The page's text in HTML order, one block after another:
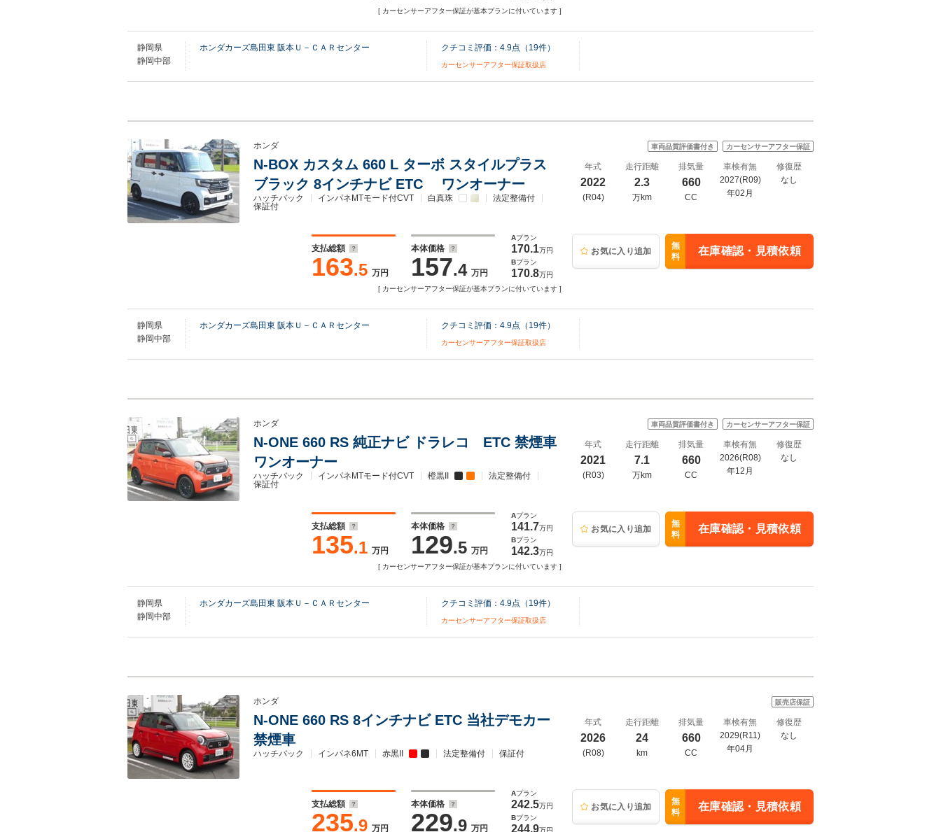
[ カーセンサーアフター保証が基本プランに付いています ]
静岡県
静岡中部
ホンダカーズ島田東 阪本Ｕ－ＣＡＲセンター クチコミ評価： 4.9点（ 19件）
カーセンサーアフター保証取扱店
ホンダ
N-BOX カスタム 660 L ターボ スタイルプラス
ブラック 8インチナビ ETC ワンオーナー
ハッチバック インパネMTモード付CVT 白真珠
法定整備付
保証付
支払総額
163.5 万円
本体価格
157.4 万円
Aプラン
170.1万円
Bプラン
170.8万円
[ カーセンサーアフター保証が基本プランに付いています ]
車両品質評価書付き カーセンサーアフター保証
年式
2022
(R04)
走行距離
2.3
万km
排気量
660
CC
車検有無
2027(R09)
年02月
修復歴
なし
お気に入り追加
無
料
在庫確認・見積依頼
静岡県
静岡中部
ホンダカーズ島田東 阪本Ｕ－ＣＡＲセンター クチコミ評価： 4.9点（ 19件）
カーセンサーアフター保証取扱店
ホンダ
N-ONE 660 RS 純正ナビ ドラレコ ETC 禁煙車
ワンオーナー
ハッチバック インパネMTモード付CVT 橙黒II
法定整備付
保証付
支払総額
135.1 万円
本体価格
129.5 万円
Aプラン
141.7万円
Bプラン
142.3万円
[ カーセンサーアフター保証が基本プランに付いています ]
車両品質評価書付き カーセンサーアフター保証
年式
2021
(R03)
走行距離
7.1
万km
排気量
660
CC
車検有無
2026(R08)
年12月
修復歴
なし
お気に入り追加
無
料
在庫確認・見積依頼
静岡県
静岡中部
ホンダカーズ島田東 阪本Ｕ－ＣＡＲセンター クチコミ評価： 4.9点（ 19件）
カーセンサーアフター保証取扱店
ホンダ
N-ONE 660 RS 8インチナビ ETC 当社デモカー
禁煙車
ハッチバック インパネ6MT 赤黒II 法定整備付 保証付
支払総額
235.9 万円
本体価格
229.9 万円
Aプラン
242.5万円
Bプラン
244.9万円
販売店保証
年式
2026
(R08)
走行距離
24
km
排気量
660
CC
車検有無
2029(R11)
年04月
修復歴
なし
お気に入り追加
無
料
在庫確認・見積依頼